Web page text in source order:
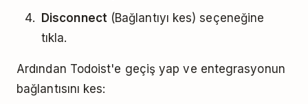
Disconnect (Bağlantıyı kes) seçeneğine
tıkla.
Ardından Todoist'e geçiş yap ve entegrasyonun
bağlantısını kes: